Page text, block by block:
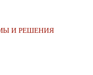
И РЕШЕНИЯ